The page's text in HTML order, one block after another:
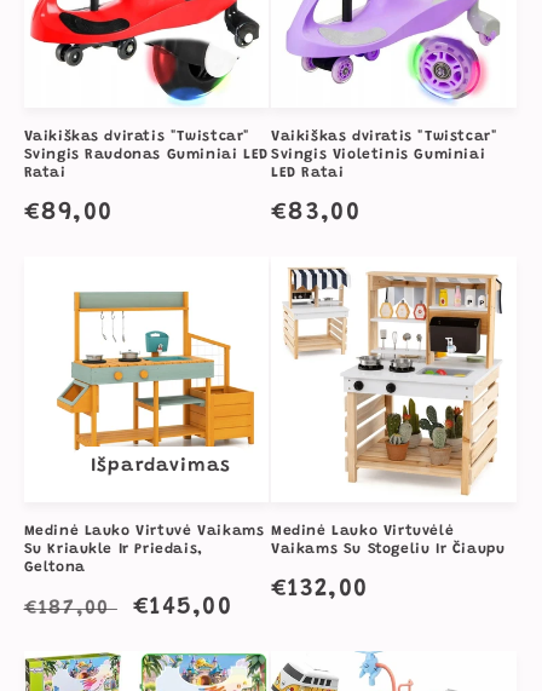
Vaikiškas dviratis "Twistcar"
Svingis Raudonas Guminiai LED
Ratai
Įprasta
€89,00
Vaikiškas dviratis "Twistcar"
Svingis Violetinis Guminiai
LED Ratai
Įprasta
€83,00
Išpardavimas
Medinė Lauko Virtuvė Vaikams
Su Kriaukle Ir Priedais,
Geltona
Įprasta
€187,00
Išpardavimo
€145,00
Medinė Lauko Virtuvėlė
Vaikams Su Stogeliu Ir Čiaupu
Įprasta
€132,00